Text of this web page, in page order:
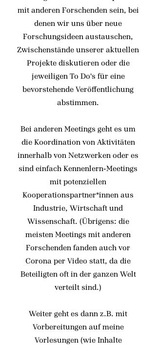
mit anderen Forschenden sein, bei
denen wir uns über neue
Forschungsideen austauschen,
Zwischenstände unserer aktuellen
Projekte diskutieren oder die
jeweiligen To Do's für eine
bevorstehende Veröffentlichung
abstimmen.
Bei anderen Meetings geht es um
die Koordination von Aktivitäten
innerhalb von Netzwerken oder es
sind einfach Kennenlern-Meetings
mit potenziellen
Kooperationspartner*innen aus
Industrie, Wirtschaft und
Wissenschaft. (Übrigens: die
meisten Meetings mit anderen
Forschenden fanden auch vor
Corona per Video statt, da die
Beteiligten oft in der ganzen Welt
verteilt sind.)
Weiter geht es dann z.B. mit
Vorbereitungen auf meine
Vorlesungen (wie Inhalte